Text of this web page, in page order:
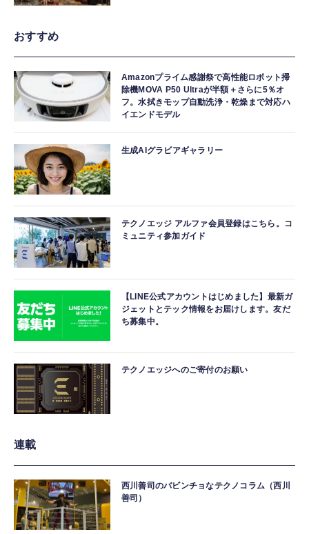
おすすめ
Amazonプライム感謝祭で高性能ロボット掃
除機MOVA P50 Ultraが半額＋さらに5％オ
フ。水拭きモップ自動洗浄・乾燥まで対応ハ
イエンドモデル
生成AIグラビアギャラリー
テクノエッジ アルファ会員登録はこちら。コ
ミュニティ参加ガイド
【LINE公式アカウントはじめました】最新ガ
ジェットとテック情報をお届けします。友だ
ち募集中。
テクノエッジへのご寄付のお願い
連載
西川善司のバビンチョなテクノコラム（西川
善司）